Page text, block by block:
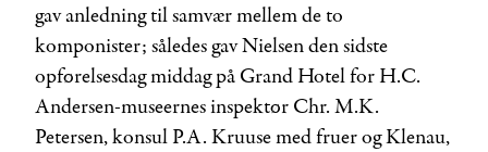
gav anledning til samvær mellem de to
komponister; således gav Nielsen den sidste
opførelsesdag middag på Grand Hotel for H.C.
Andersen-museernes inspektør Chr. M.K.
Petersen, konsul P.A. Kruuse med fruer og Klenau,